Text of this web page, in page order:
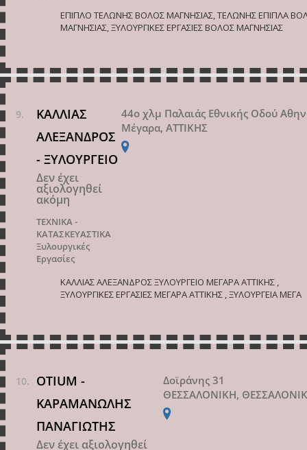
ΕΠΙΠΛΟ ΤΕΛΩΝΗΣ ΒΟΛΟΣ ΜΑΓΝΗΣΙΑΣ, ΤΕΛΩΝΗΣ ΕΠΙΠΛΑ
ΜΑΓΝΗΣΙΑΣ, ΞΥΛΟΥΡΓΙΚΕΣ ΕΡΓΑΣΙΕΣ ΒΟΛΟΣ ΜΑΓΝΗΣΙΑΣ
ΚΑΛΛΙΑΣ
ΑΛΕΞΑΝΔΡΟΣ
- ΞΥΛΟΥΡΓΕΙΟ
Δεν έχει
αξιολογηθεί
ακόμη
ΤΕΧΝΙΚΑ -
ΚΑΤΑΣΚΕΥΑΣΤΙΚΑ
Ξυλουργικές
Εργασίες
44ο χλμ Παλαιάς Εθνικής Οδού
Μέγαρα, ΑΤΤΙΚΗΣ
ΚΑΛΛΙΑΣ ΑΛΕΞΑΝΔΡΟΣ ΞΥΛΟΥΡΓΕΙΟ ΜΕΓΑΡΑ ΑΤΤΙΚΗΣ ,
ΞΥΛΟΥΡΓΙΚΕΣ ΕΡΓΑΣΙΕΣ ΜΕΓΑΡΑ ΑΤΤΙΚΗΣ , ΞΥΛΟΥΡΓΕΙΑ ΜΕΓΑ
OTIUM -
ΚΑΡΑΜΑΝΩΛΗΣ
ΠΑΝΑΓΙΩΤΗΣ
Δεν έχει αξιολογηθεί
Δοϊράνης 31
ΘΕΣΣΑΛΟΝΙΚΗ,